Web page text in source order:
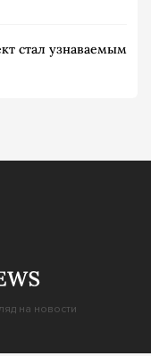
стал узнаваемым
на новости